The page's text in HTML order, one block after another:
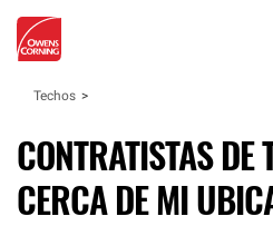
Techos
CONTRATISTAS DE
CERCA DE MI